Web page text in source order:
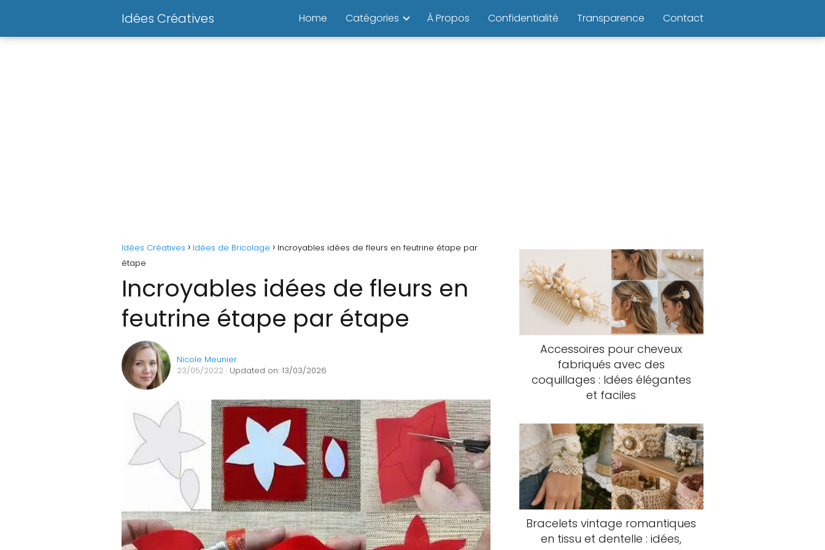
Idées Créatives Home Catégories À Propos Confidentialité Transparence Contact
Idées Créatives Idées de Bricolage
Incroyables idées de fleurs en feutrine étape par
étape
Incroyables idées de fleurs en
feutrine étape par étape
Nicole Meunier
23/05/2022 · Updated on: 13/03/2026
Accessoires pour cheveux
fabriqués avec des
coquillages : Idées élégantes
et faciles
Bracelets vintage romantiques
en tissu et dentelle : idées,